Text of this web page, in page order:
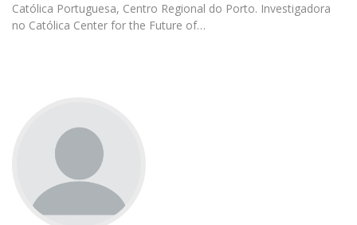
Católica Portuguesa, Centro Regional do Porto. Investigadora
no Católica Center for the Future of…